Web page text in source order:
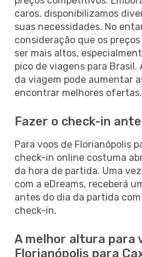
caros, disponibilizamos
suas necessidades. No
consideração que os
ser mais altos,
pico de viagens para
da viagem pode aumentar
encontrar melhores ofertas.
Fazer o check-in
Para voos de Florianópolis
check-in online costuma
da hora de partida. Uma
com a eDreams, receberá
antes do dia da partida
check-in.
A melhor altura para
Florianópolis para